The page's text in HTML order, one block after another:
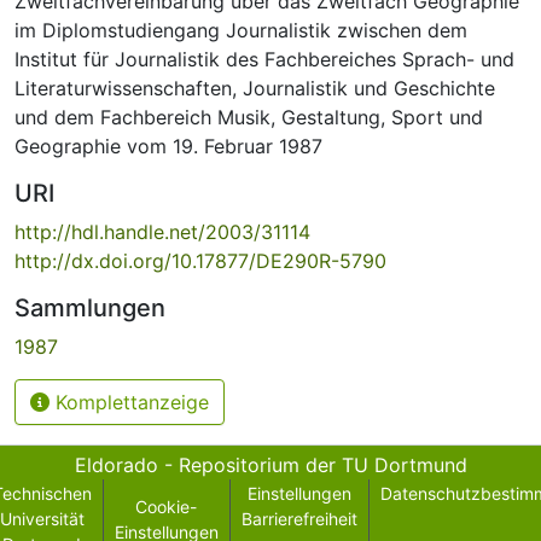
im Diplomstudiengang Journalistik zwischen dem
Institut für Journalistik des Fachbereiches Sprach- und
Literaturwissenschaften, Journalistik und Geschichte
und dem Fachbereich Musik, Gestaltung, Sport und
Geographie vom 19. Februar 1987
URI
http://hdl.handle.net/2003/31114
http://dx.doi.org/10.17877/DE290R-5790
Sammlungen
1987
Komplettanzeige
Eldorado - Repositorium der TU Dortmund
Universität
Cookie-
Einstellungen
Einstellungen
Barrierefreiheit